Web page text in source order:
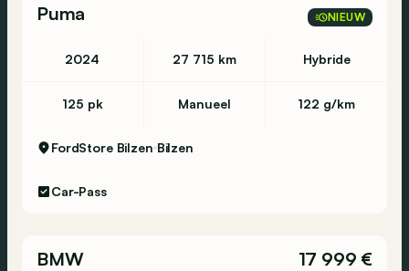
Puma
NIEUW
2024 27 715 km Hybride
125 pk Manueel 122 g/km
FordStore Bilzen Bilzen
Car-Pass
BMW
17 999 €